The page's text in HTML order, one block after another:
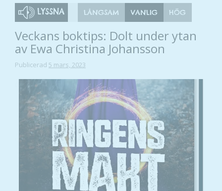
LYSSNA LÅNGSAM VANLIG HÖG
Veckans boktips: Dolt under ytan
av Ewa Christina Johansson
Publicerad 5 mars, 2023